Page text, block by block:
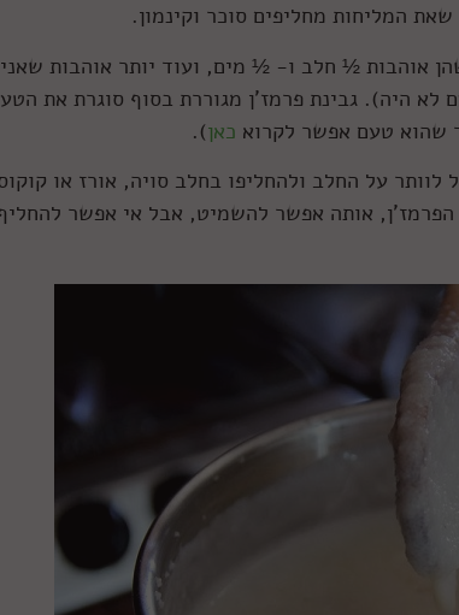
המליחות מחליפים סוכר וקינמון.
אוהבות ½ חלב ו- ½ מים, ועוד יותר אוהבות שאני
לא היה). גבינת פרמז'ן מגוררת בסוף סוגרת את
שהוא טעם אפשר לקרוא כאן).
על החלב ולהחליפו בחלב סויה, אורז או
אותה אפשר להשמיט, אבל אי אפשר